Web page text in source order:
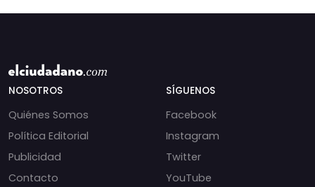
NOSOTROS
Quiénes Somos
Política Editorial
Publicidad
Contacto
SÍGUENOS
Facebook
Instagram
Twitter
YouTube